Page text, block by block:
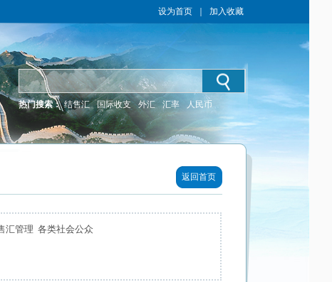
设为首页 加入收藏
热门搜索： 结售汇 国际收支 外汇 汇率 人民币
返回首页
汇管理 各类社会公众